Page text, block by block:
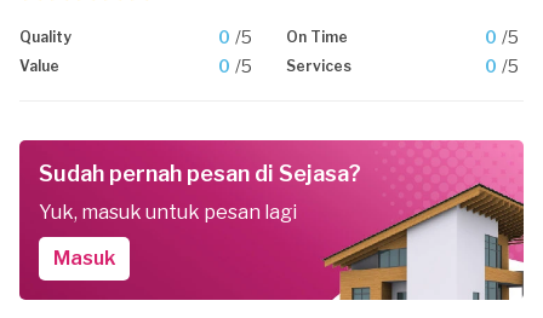
Quality 0 /5 On Time 0 /5
Value 0 /5 Services 0 /5
Sudah pernah pesan di Sejasa?
Yuk, masuk untuk pesan lagi
Masuk